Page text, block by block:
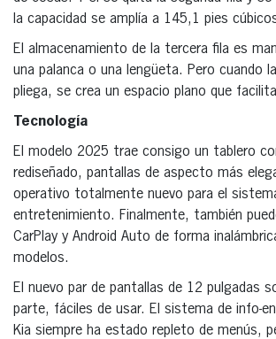
la capacidad se amplía a 145,1 pies
El almacenamiento de la tercera fila es
una palanca o una lengüeta. Pero cuando
pliega, se crea un espacio plano que
Tecnología
El modelo 2025 trae consigo un tablero
rediseñado, pantallas de aspecto más
operativo totalmente nuevo para el
entretenimiento. Finalmente, también
CarPlay y Android Auto de forma
modelos.
El nuevo par de pantallas de 12 pulgadas
parte, fáciles de usar. El sistema de info-
Kia siempre ha estado repleto de menús,